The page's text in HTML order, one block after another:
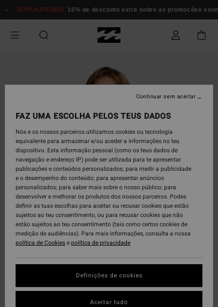
para
informação
DUPLA PROMO 10% de desconto extra sobre as promocôes
FAZ UMA ESCOLHA PELOS TEUS DADOS
Nós e os nossos parceiros utilizamos cookies ou tecnologia
equivalente para armazenar e/ou aceder a informações no teu
dispositivo. Esta informação pessoal (como os teus dados de
navegação e endereço IP) pode ser utilizada para te apresentar
publicações e conteúdos personalizados; para medir a publicidade
e o desempenho do conteúdo; para apresentar anúncios
personalizados; para saber mais sobre o nosso público; para
desenvolver e melhorar os produtos dos nossos parceiros. Podes
definir as tuas escolhas para aceitar ou recusar cookies que estão
sujeitos ao teu consentimento, ou para recusar cookies que não
estão sujeitos ao teu consentimento (tais como certos cookies de
medição de audiências). Para mais informações, consulta a nossa
política de Cookiesepolítica de privacidade
Definições de cookies
Continuar sem aceitar
Aceitar tudo